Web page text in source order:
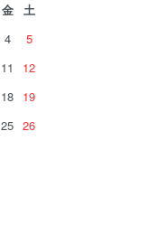
金
土
4
5
11
12
18 19
25 26